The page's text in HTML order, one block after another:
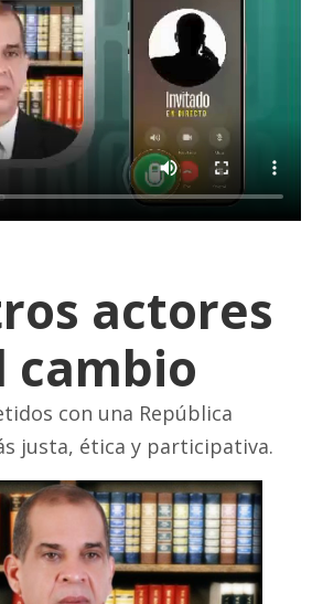
actores
cambio
con una República
justa, ética y participativa.